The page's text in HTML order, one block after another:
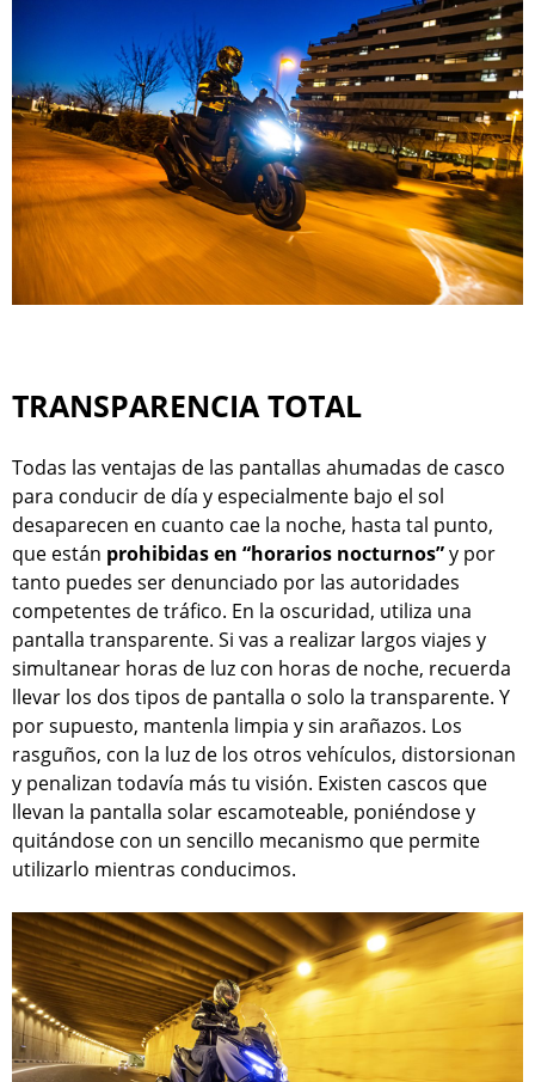
TRANSPARENCIA TOTAL
Todas las ventajas de las pantallas ahumadas de casco
para conducir de día y especialmente bajo el sol
desaparecen en cuanto cae la noche, hasta tal punto,
que están prohibidas en “horarios nocturnos”y por
tanto puedes ser denunciado por las autoridades
competentes de tráfico. En la oscuridad, utiliza una
pantalla transparente. Si vas a realizar largos viajes y
simultanear horas de luz con horas de noche, recuerda
llevar los dos tipos de pantalla o solo la transparente. Y
por supuesto, mantenla limpia y sin arañazos. Los
rasguños, con la luz de los otros vehículos, distorsionan
y penalizan todavía más tu visión. Existen cascos que
llevan la pantalla solar escamoteable, poniéndose y
quitándose con un sencillo mecanismo que permite
utilizarlo mientras conducimos.